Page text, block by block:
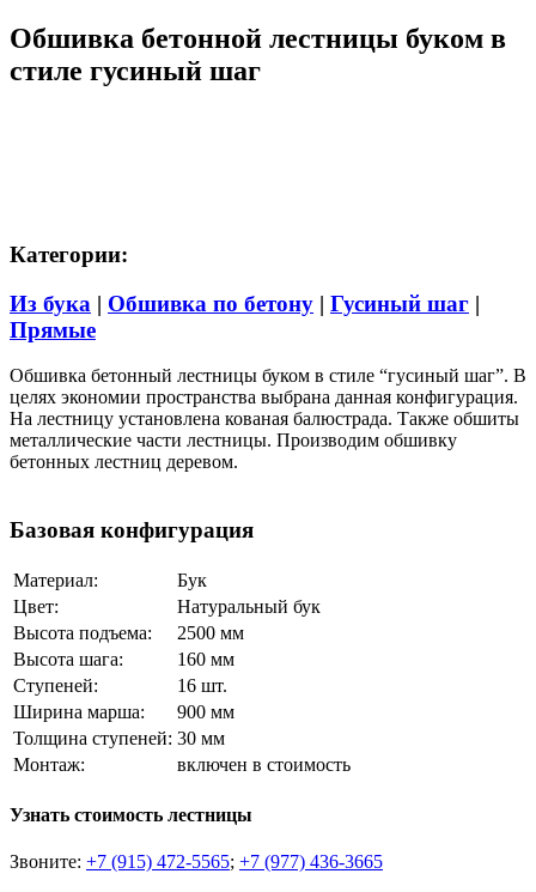
Обшивка бетонной лестницы буком в
стиле гусиный шаг
Категории:
Из бука | Обшивка по бетону | Гусиный шаг |
Прямые
Обшивка бетонный лестницы буком в стиле “гусиный шаг”. В
целях экономии пространства выбрана данная конфигурация.
На лестницу установлена кованая балюстрада. Также обшиты
металлические части лестницы. Производим обшивку
бетонных лестниц деревом.
Базовая конфигурация
Материал:
Бук
Цвет:
Натуральный бук
Высота подъема:
2500 мм
Высота шага:
160 мм
Ступеней:
16 шт.
Ширина марша:
900 мм
Толщина ступеней: 30 мм
Монтаж:
включен в стоимость
Узнать стоимость лестницы
Звоните: +7 (915) 472-5565; +7 (977) 436-3665